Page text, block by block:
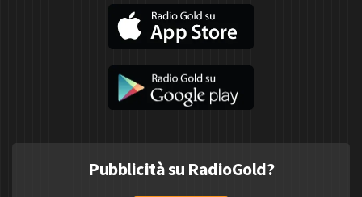
Pubblicità su RadioGold?